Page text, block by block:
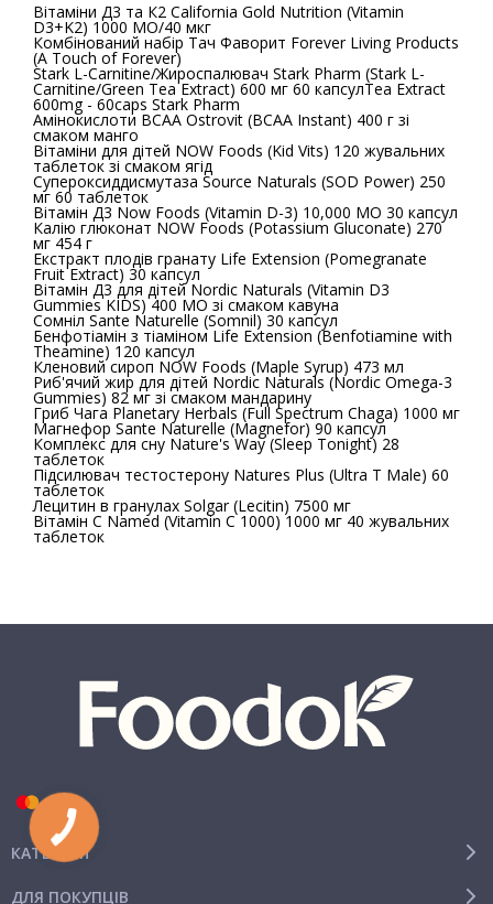
Вітаміни Д3 та К2 California Gold Nutrition (Vitamin
D3+K2) 1000 МО/40 мкг
Комбінований набір Тач Фаворит Forever Living Products
(A Touch of Forever)
Stark L-Carnitine/Жироспалювач Stark Pharm (Stark L-
Carnitine/Green Tea Extract) 600 мг 60 капсулTea Extract
600mg - 60caps Stark Pharm
Амінокислоти BCAA Ostrovit (BCAA Instant) 400 г зі
смаком манго
Вітаміни для дітей NOW Foods (Kid Vits) 120 жувальних
таблеток зі смаком ягід
Супероксиддисмутаза Source Naturals (SOD Power) 250
мг 60 таблеток
Вітамін Д3 Now Foods (Vitamin D-3) 10,000 МО 30 капсул
Калію глюконат NOW Foods (Potassium Gluconate) 270
мг 454 г
Екстракт плодів гранату Life Extension (Pomegranate
Fruit Extract) 30 капсул
Вітамін Д3 для дітей Nordic Naturals (Vitamin D3
Gummies KIDS) 400 МО зі смаком кавуна
Сомніл Sante Naturelle (Somnil) 30 капсул
Бенфотіамін з тіаміном Life Extension (Benfotiamine with
Theamine) 120 капсул
Кленовий сироп NOW Foods (Maple Syrup) 473 мл
Риб'ячий жир для дітей Nordic Naturals (Nordic Omega-3
Gummies) 82 мг зі смаком мандарину
Гриб Чага Planetary Herbals (Full Spectrum Chaga) 1000 мг
Магнефор Sante Naturelle (Magnefor) 90 капсул
Комплекс для сну Nature's Way (Sleep Tonight) 28
таблеток
Підсилювач тестостерону Natures Plus (Ultra T Male) 60
таблеток
Лецитин в гранулах Solgar (Lecitin) 7500 мг
Вітамін С Named (Vitamin C 1000) 1000 мг 40 жувальних
таблеток
КАТЕГОРІЇ
ДЛЯ ПОКУПЦІВ